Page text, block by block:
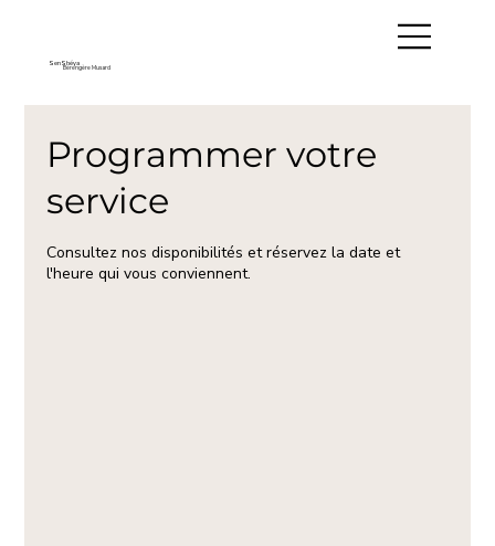
SenShéya
Bérengère Musard
Programmer votre
service
Consultez nos disponibilités et réservez la date et
l'heure qui vous conviennent.